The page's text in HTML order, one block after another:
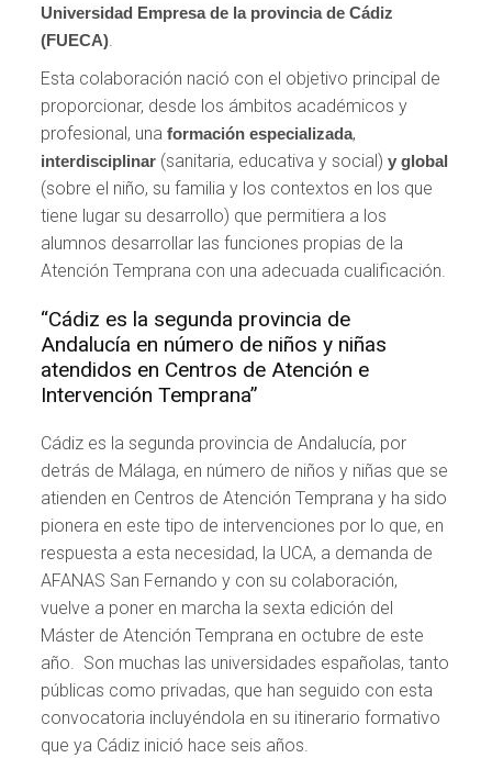
Universidad Empresa de la provincia de Cádiz
(FUECA)
Esta colaboración nació con el objetivo principal de
proporcionar, desde los ámbitos académicos y
profesional, unaformación especializada,
interdisciplinar (sanitaria, educativa y social)y global
(sobre el niño, su familia y los contextos en los que
tiene lugar su desarrollo) que permitiera a los
alumnos desarrollar las funciones propias de la
Atención Temprana con una adecuada cualificación.
“Cádiz es la segunda provincia de
Andalucía en número de niños y niñas
atendidos en Centros de Atención e
Intervención Temprana”
Cádiz es la segunda provincia de Andalucía, por
detrás de Málaga, en número de niños y niñas que se
atienden en Centros de Atención Temprana y ha sido
pionera en este tipo de intervenciones por lo que, en
respuesta a esta necesidad, la UCA, a demanda de
AFANAS San Fernando y con su colaboración,
vuelve a poner en marcha la sexta edición del
Máster de Atención Temprana en octubre de este
año. Son muchas las universidades españolas, tanto
públicas como privadas, que han seguido con esta
convocatoria incluyéndola en su itinerario formativo
que ya Cádiz inició hace seis años.